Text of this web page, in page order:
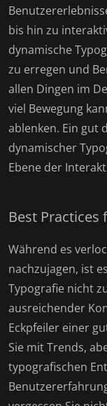
bis hin zu
dynamische
zu erregen und
allen Dingen im
viel Bewegung
ablenken. Ein gut
dynamischer
Ebene der
Best Practices
Während es
nachzujagen, ist
Typografie nicht
ausreichender
Eckpfeiler einer
Sie mit Trends,
typografischen